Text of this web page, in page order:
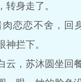
身走了。
恋恋不舍，回
神拦下。
，苏沐圆坐回餐